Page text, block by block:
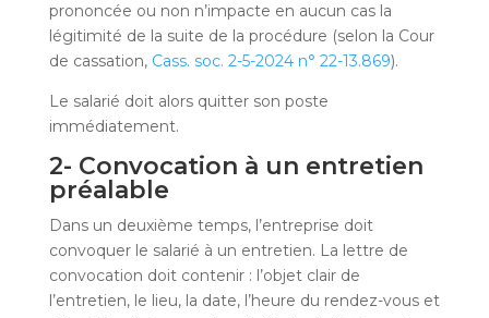
prononcée ou non n’impacte en aucun cas la
légitimité de la suite de la procédure (selon la Cour
de cassation,Cass. soc. 2-5-2024 n° 22-13.869).
Le salarié doit alors quitter son poste
immédiatement.
2- Convocation à un entretien
préalable
Dans un deuxième temps, l’entreprise doit
convoquer le salarié à un entretien. La lettre de
convocation doit contenir : l’objet clair de
l’entretien, le lieu, la date, l’heure du rendez-vous et